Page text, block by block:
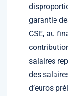
garantie
CSE, au
salaires
des
d’euros